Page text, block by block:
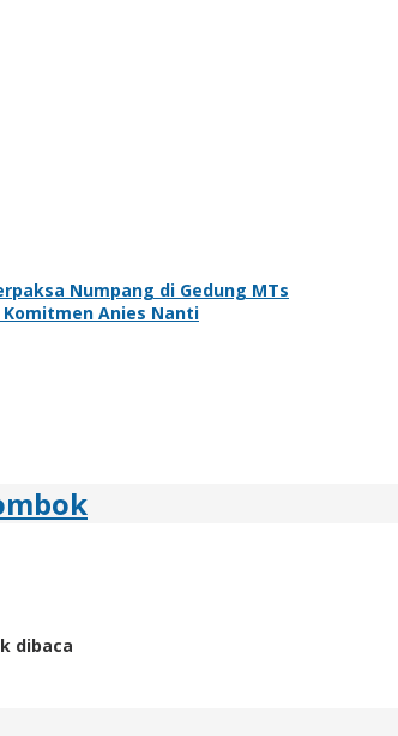
Numpang di Gedung MTs
Komitmen Anies Nanti
dibaca